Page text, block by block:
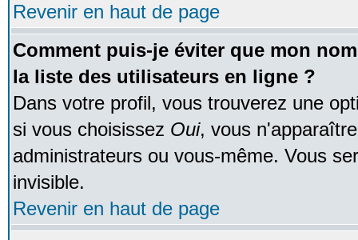
Revenir en haut de page
Comment puis-je éviter que mon
la liste des utilisateurs en ligne ?
Dans votre profil, vous trouverez une
si vous choisissez Oui, vous
administrateurs ou vous-même. Vous
invisible.
Revenir en haut de page